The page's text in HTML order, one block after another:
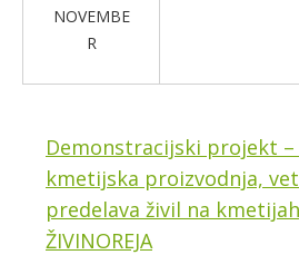
NOVEMBE
R
Demonstracijski projekt
kmetijska proizvodnja,
predelava živil na
ŽIVINOREJA